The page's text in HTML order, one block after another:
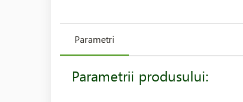
Parametri
Parametrii produsului: